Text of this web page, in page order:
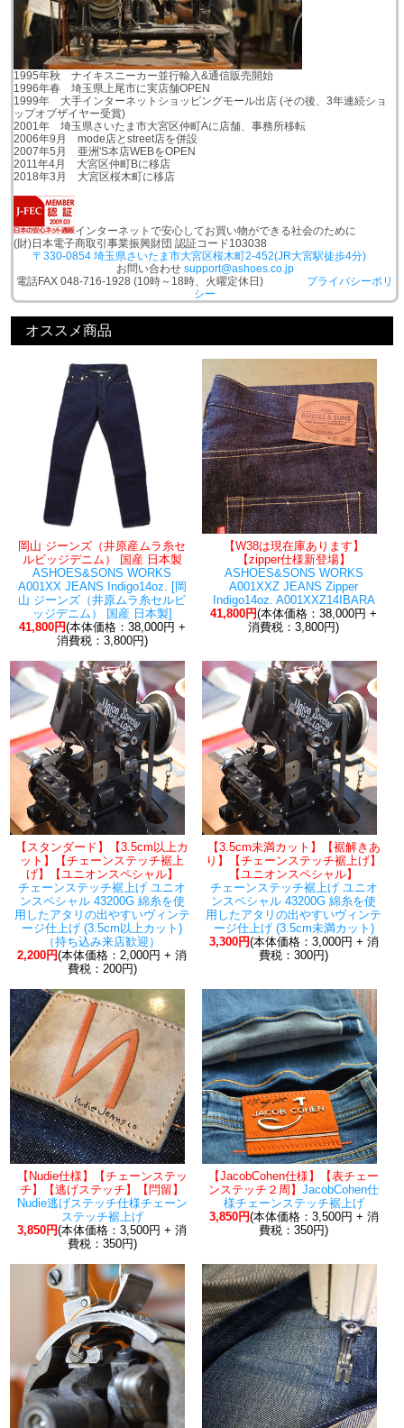
1995年秋 ナイキスニーカー並行輸入&通信販売開始
1996年春 埼玉県上尾市に実店舗OPEN
1999年 大手インターネットショッピングモール出店 (その後、3年連続ショ
ップオブザイヤー受賞)
2001年 埼玉県さいたま市大宮区仲町Aに店舗、事務所移転
2006年9月 mode店とstreet店を併設
2007年5月 亜洲'S本店WEBをOPEN
2011年4月 大宮区仲町Bに移店
2018年3月 大宮区桜木町に移店
インターネットで安心してお買い物ができる社会のために
(財)日本電子商取引事業振興財団 認証コード103038
〒330-0854 埼玉県さいたま市大宮区桜木町2-452(JR大宮駅徒歩4分)
お問い合わせ support@ashoes.co.jp
電話FAX 048-716-1928 (10時～18時、火曜定休日) プライバシーポリ
シー
オススメ商品
岡山 ジーンズ（井原産ムラ糸セ
ルビッジデニム） 国産 日本製
ASHOES&SONS WORKS
A001XX JEANS Indigo14oz. [岡
山 ジーンズ（井原ムラ糸セルビ
ッジデニム） 国産 日本製]
41,800円(本体価格：38,000円 +
消費税：3,800円)
【W38は現在庫あります】
【zipper仕様新登場】
ASHOES&SONS WORKS
A001XXZ JEANS Zipper
Indigo14oz. A001XXZ14IBARA
41,800円(本体価格：38,000円 +
消費税：3,800円)
【スタンダード】【3.5cm以上カ
ット】【チェーンステッチ裾上
げ】【ユニオンスペシャル】
チェーンステッチ裾上げ ユニオ
ンスペシャル 43200G 綿糸を使
用したアタリの出やすいヴィンテ
ージ仕上げ (3.5cm以上カット)
（持ち込み来店歓迎）
2,200円(本体価格：2,000円 + 消
費税：200円)
【3.5cm未満カット】【裾解きあ
り】【チェーンステッチ裾上げ】
【ユニオンスペシャル】
チェーンステッチ裾上げ ユニオ
ンスペシャル 43200G 綿糸を使
用したアタリの出やすいヴィンテ
ージ仕上げ (3.5cm未満カット)
3,300円(本体価格：3,000円 + 消
費税：300円)
【Nudie仕様】【チェーンステッ
チ】【逃げステッチ】【閂留】
Nudie逃げステッチ仕様チェーン
ステッチ裾上げ
3,850円(本体価格：3,500円 + 消
費税：350円)
【JacobCohen仕様】【表チェー
ンステッチ２周】JacobCohen仕
様チェーンステッチ裾上げ
3,850円(本体価格：3,500円 + 消
費税：350円)